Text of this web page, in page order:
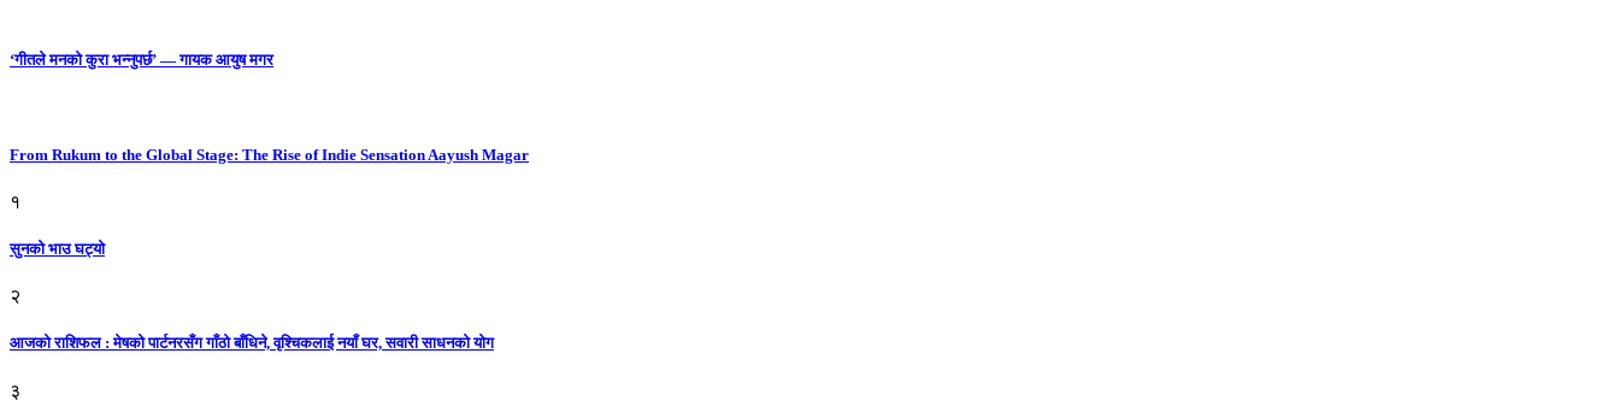
‘गीतले मनको कुरा भन्नुपर्छ’ — गायक आयुष मगर
From Rukum to the Global Stage: The Rise of Indie Sensation Aayush Magar
१
सुनको भाउ घट्याे
२
आजको राशिफल : मेषको पार्टनरसँग गाँठो बाँधिने, वृश्चिकलाई नयाँ घर, सवारी साधनकाे याेग
३